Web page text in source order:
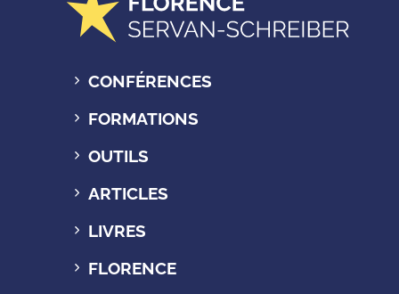
CONFÉRENCES
FORMATIONS
OUTILS
ARTICLES
LIVRES
FLORENCE